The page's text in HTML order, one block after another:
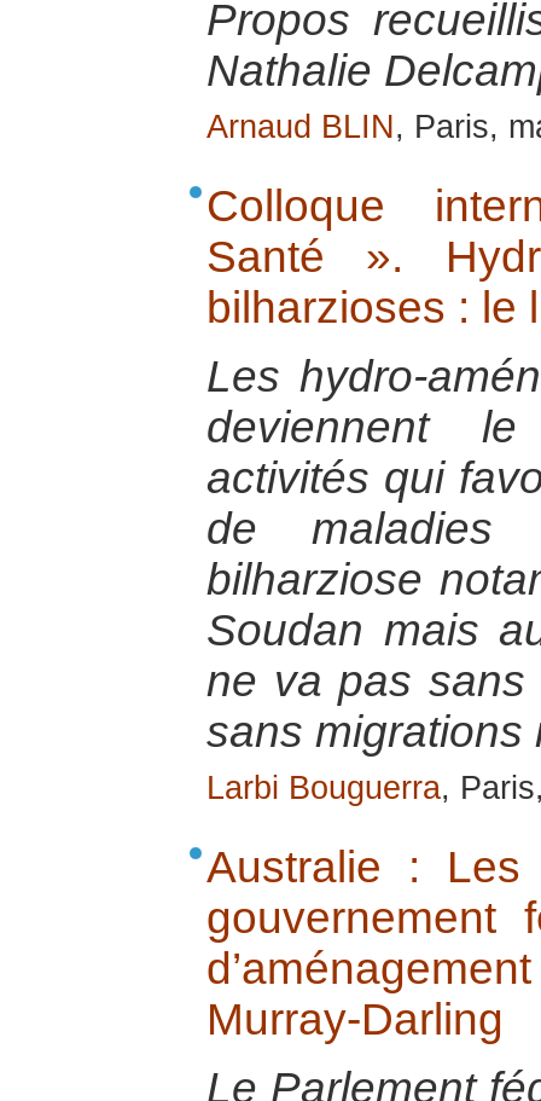
Propos
Nathalie
Arnaud BLIN, Paris,
Colloque
Santé ».
bilharzioses : le
Les hydro-
deviennent
activités qui
de
bilharziose
Soudan mais
ne va pas sans
sans migrations
Larbi Bouguerra,
Australie : Les
gouvernement
Murray-Darling
Le Parlement